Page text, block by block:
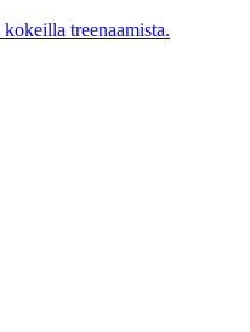
treenaamista.